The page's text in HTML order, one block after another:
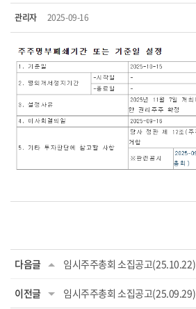
관리자 2025-09-16
다음글 임시주주총회 소집공고(25.10.22)
이전글 임시주주총회 소집공고(25.09.29)